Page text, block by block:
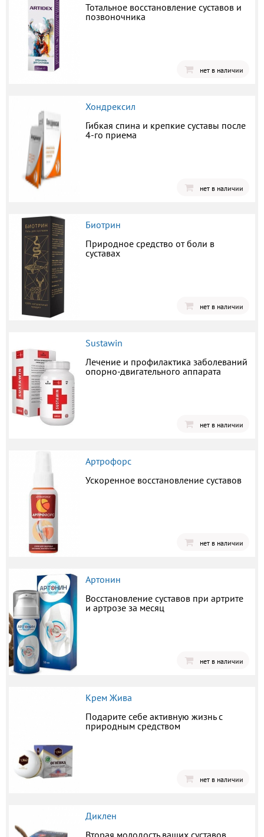
Тотальное восстановление суставов и
позвоночника
нет в наличии
Хондрексил
Гибкая спина и крепкие суставы после
4-го приема
нет в наличии
Биотрин
Природное средство от боли в
суставах
нет в наличии
Sustawin
Лечение и профилактика заболеваний
опорно-двигательного аппарата
нет в наличии
Артрофорс
Ускоренное восстановление суставов
нет в наличии
Артонин
Восстановление суставов при артрите
и артрозе за месяц
нет в наличии
Крем Жива
Подарите себе активную жизнь с
природным средством
нет в наличии
Диклен
Вторая молодость ваших суставов